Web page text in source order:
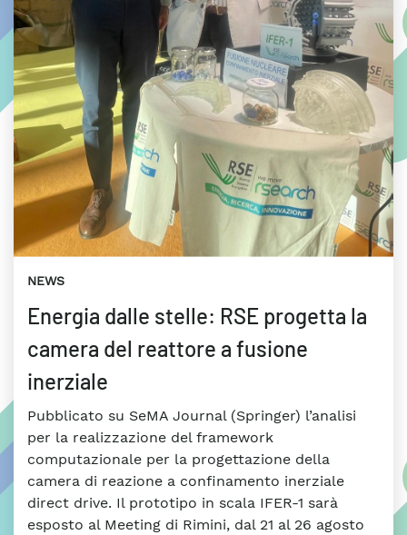
NEWS
Energia dalle stelle: RSE progetta la
camera del reattore a fusione
inerziale
Pubblicato su SeMA Journal (Springer) l’analisi
per la realizzazione del framework
computazionale per la progettazione della
camera di reazione a confinamento inerziale
direct drive. Il prototipo in scala IFER-1 sarà
esposto al Meeting di Rimini, dal 21 al 26 agosto